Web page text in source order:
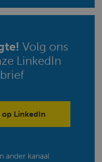
Volg ons
LinkedIn
op LinkedIn
ander kanaal